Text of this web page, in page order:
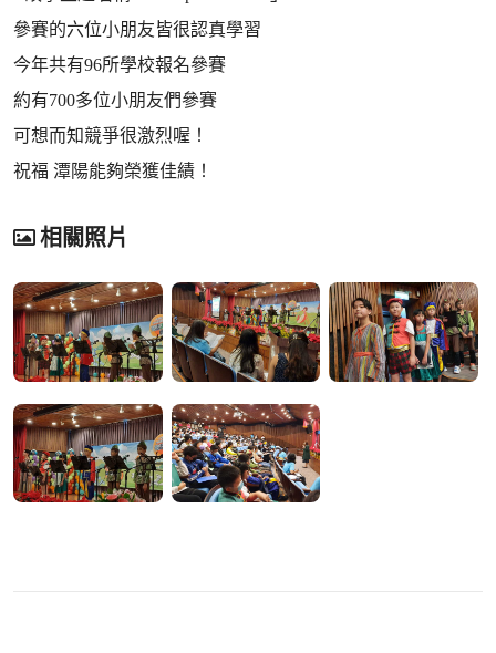
參賽的六位小朋友皆很認真學習
今年共有96所學校報名參賽
約有700多位小朋友們參賽
可想而知競爭很激烈喔！
祝福 潭陽能夠榮獲佳績！
相關照片